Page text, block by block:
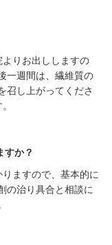
りお出ししますの
一週間は、繊維質の
召し上がってくださ
すか？
ますので、基本的に
の治り具合と相談に